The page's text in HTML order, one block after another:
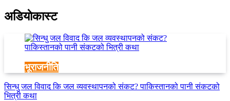
अडियाेकास्ट
भूराजनीति
सिन्धु जल विवाद कि जल व्यवस्थापनको संकट? पाकिस्तानको पानी संकटको
भित्री कथा